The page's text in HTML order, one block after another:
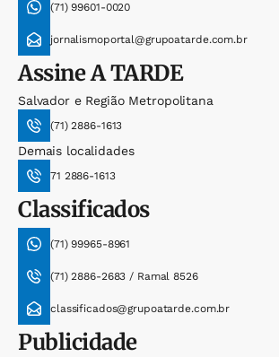
(71) 99601-0020
jornalismoportal@grupoatarde.com.br
AssineA TARDE
Salvador e Região Metropolitana
(71) 2886-1613
Demais localidades
71 2886-1613
Classificados
(71) 99965-8961
(71) 2886-2683 / Ramal 8526
classificados@grupoatarde.com.br
Publicidade